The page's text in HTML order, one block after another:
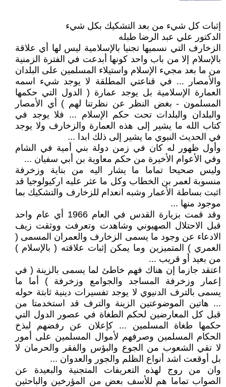
إثبات كل شيء من بعد التشكيك بكل شيء
الدكتور علي عبد الرضا طبله
الزخارف التي نسميها تجنيا بالإسلامية ليس لها أي علاقة
بالإسلام إلا من باب واحد كونها أبدعت في الفترة الزمنية
من ما بعد مجيء الإسلام واستيلاء المسلمين على البلدان
والأمصار ... في قناعتي المطلقة لا يوجد شيء اسمه
العمارة الإسلامية بل يوجد عمارة ( الدول التي حكمها
المسلمون - بغض النظر عن نظرتنا لهم ) أي الأمصار
والبلدان والبلدات تحت حكم الإسلام ... فلا يوجد في
كتاب الله ما يشير إلى هذه العمارة والزخارف ولا يوجد
في الحديث النبوي ما يشير إلى ذلك ابدا ...
وأول ظهور له كان في زمن دولة بني أمية في الشام
وفي الأعوام الأخيرة من حكم معاوية بن أبي سفيان ...
وليس صحيحا تماما ما يشار اليه من بناية وزخرفة
منسوبة لعمر بن الخطاب وكل ما عثر عليه اركيولوجيا قد
اثبت بساطة الأعمار وشبه انعدام للزخارف والتشكيك بما
موجود منها ...
وقد قمت بزيارة القدس في العام 1966 أي عام واحد
قبل الاحتلال الصهيوني وشاهدت وتعرفت ووثقت زيف
الادعاء عن وجود ما يسمى الزخارف والعمران المسمى (
العمري ) المتميزين وما يمكن إثبات علاقته ( بالإسلام )
من بعيد أو قريب ...
اعتقد جازما إن هناك فهم خاطئ لما يسمى بالزينة ( في
إعمار وزخرفة المساجد والجوامع وزخرفة ) أما ما
يسمى بالترف الدنيوي لا يوجد تفسيرات دينية ثابتة حوله
... هاتين الموضوعتين الزينة والترف قد استخدمتا من
قبل كل المعارضين لحكم الطغاة في عصور الدول التي
حكمها طغاة المسلمين ... كإعلان عن رفضهم لبذخ
الحكام المسلمين وصرفهم لأموال المسلمين على أمور
لا تقي الشعوب من الجوع والبؤس والفقر والحرمان لا
بل أوقعت اشد أنواع الظلم والجور والعدوان ...
وان من روج لهذه التعريفات المتجنية والبعيدة عن
الصواب تماما هم للأسف بعض من المؤرخين والباحثين